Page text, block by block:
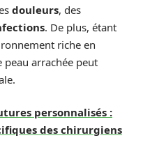
douleurs, des
. De plus, étant
riche en
peau arrachée peut
personnalisés :
des chirurgiens